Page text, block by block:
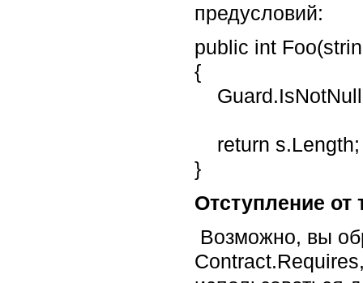
предусловий:
public int
{
return s.Length;
}
Отступление
Возможно, вы